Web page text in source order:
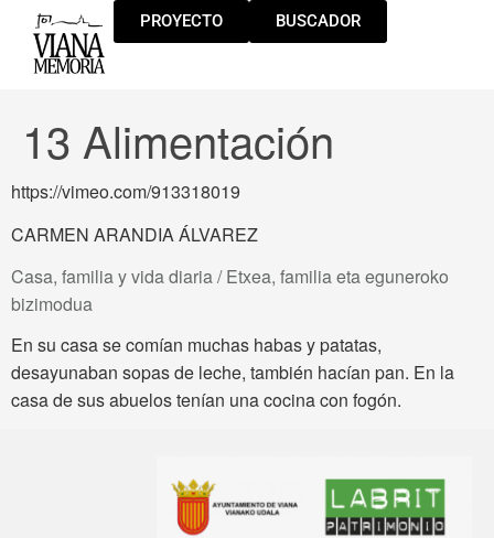
PROYECTO BUSCADOR
13 Alimentación
https://vimeo.com/913318019
CARMEN ARANDIA ÁLVAREZ
Casa, familia y vida diaria / Etxea, familia eta eguneroko
bizimodua
En su casa se comían muchas habas y patatas,
desayunaban sopas de leche, también hacían pan. En la
casa de sus abuelos tenían una cocina con fogón.